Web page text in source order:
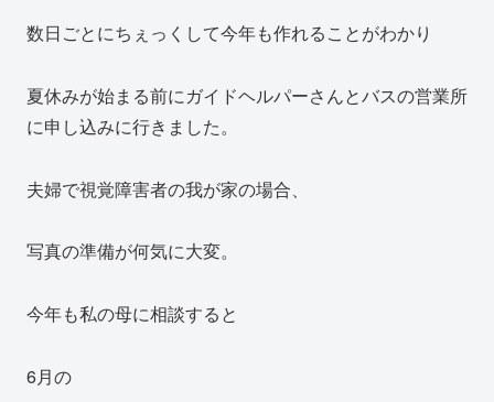
数日ごとにちぇっくして今年も作れることがわかり
夏休みが始まる前にガイドヘルパーさんとバスの営業所
に申し込みに行きました。
夫婦で視覚障害者の我が家の場合、
写真の準備が何気に大変。
今年も私の母に相談すると
6月の